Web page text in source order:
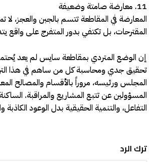
11. معارضة صامتة وضعيفة
المعارضة في المقاطعة تتسم بالجبن والعجز، لا
المقترحات، بل تكتفي بدور المتفرج على واقع
إن الوضع المتردي بمقاطعة سايس لم يعد
تحقيق جدي ومحاسبة كل من ساهم في هذا
المجلس ورئيسه، مروراً بالأقسام والمصالح
المسؤولين عن تتبع المشاريع والمراقبة.
التفاعل، والتنمية الحقيقية بدل الوعود الكاذبة
ترك الرد